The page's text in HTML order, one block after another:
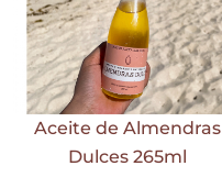
Aceite de Almendras
Dulces 265ml